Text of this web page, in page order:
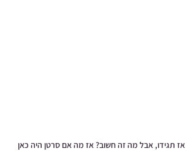
אז תגידו, אבל מה זה חשוב? אז מה אם סרטן היה כאן